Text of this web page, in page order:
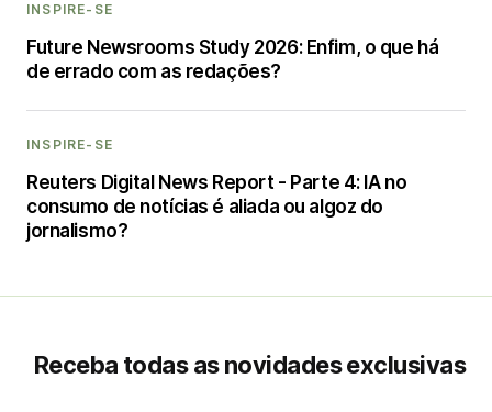
INSPIRE-SE
Future Newsrooms Study 2026: Enfim, o que há
de errado com as redações?
INSPIRE-SE
Reuters Digital News Report - Parte 4: IA no
consumo de notícias é aliada ou algoz do
jornalismo?
Receba todas as novidades exclusivas